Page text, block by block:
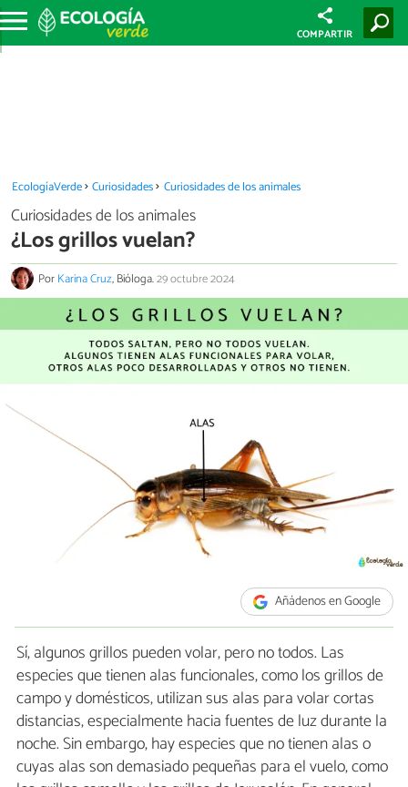
COMPARTIR
EcologíaVerde Curiosidades Curiosidades de los animales
Curiosidades de los animales
¿Los grillos vuelan?
PorKarina Cruz, Bióloga.29 octubre 2024
Añádenos en Google
Sí, algunos grillos pueden volar, pero no todos. Las
especies que tienen alas funcionales, como los grillos de
campo y domésticos, utilizan sus alas para volar cortas
distancias, especialmente hacia fuentes de luz durante la
noche. Sin embargo, hay especies que no tienen alas o
cuyas alas son demasiado pequeñas para el vuelo, como